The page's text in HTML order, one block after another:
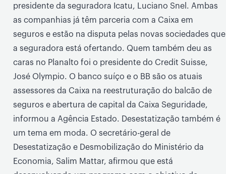
presidente da seguradora Icatu, Luciano Snel. Ambas
as companhias já têm parceria com a Caixa em
seguros e estão na disputa pelas novas sociedades que
a seguradora está ofertando. Quem também deu as
caras no Planalto foi o presidente do Credit Suisse,
José Olympio. O banco suíço e o BB são os atuais
assessores da Caixa na reestruturação do balcão de
seguros e abertura de capital da Caixa Seguridade,
informou a Agência Estado. Desestatização também é
um tema em moda. O secretário-geral de
Desestatização e Desmobilização do Ministério da
Economia, Salim Mattar, afirmou que está